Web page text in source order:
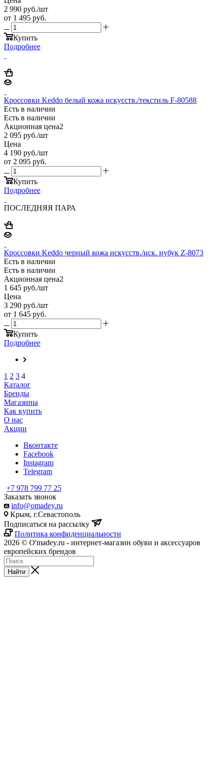
2 990 руб./шт
от 1 495 руб.
Купить
Подробнее
Кроссовки Keddo белый кожа искусств./текстиль F-80588
Есть в наличии
Есть в наличии
Акционная цена2
2 095 руб./шт
Цена
4 190 руб./шт
от 2 095 руб.
Купить
Подробнее
ПОСЛЕДНЯЯ ПАРА
Кроссовки Keddo черный кожа искусств./иск. нубук Z-8073
Есть в наличии
Есть в наличии
Акционная цена2
1 645 руб./шт
Цена
3 290 руб./шт
от 1 645 руб.
Купить
Подробнее
1 2 3 4
Каталог
Бренды
Магазины
Как купить
О нас
Акции
Вконтакте
Facebook
Instagram
Telegram
+7 978 799 77 25
Заказать звонок
info@omadey.ru
Крым, г.Севастополь
Подписаться на рассылку
Политика конфиденциальности
2026 © O'madey.ru - интернет-магазин обуви и аксессуаров
европейских брендов
Найти